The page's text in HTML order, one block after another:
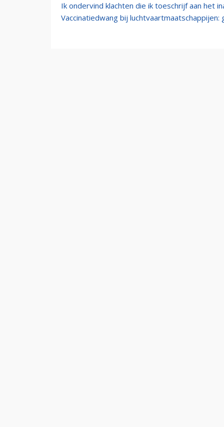
Ik ondervind klachten die ik toeschrijf aan het
Vaccinatiedwang bij luchtvaartmaatschappijen: